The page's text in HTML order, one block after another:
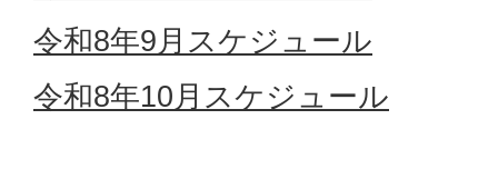
令和8年9月スケジュール
令和8年10月スケジュール